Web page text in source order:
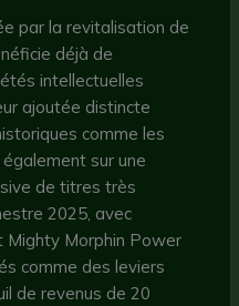
par la revitalisation de
déjà de
intellectuelles
ajoutée distincte
comme les
sur une
de titres très
2025, avec
Morphin Power
comme des leviers
de revenus de 20